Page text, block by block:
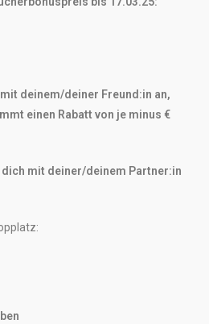
deinem/deiner Freund:in an,
einen Rabatt von je minus €
dich mit deiner/deinem Partner:in